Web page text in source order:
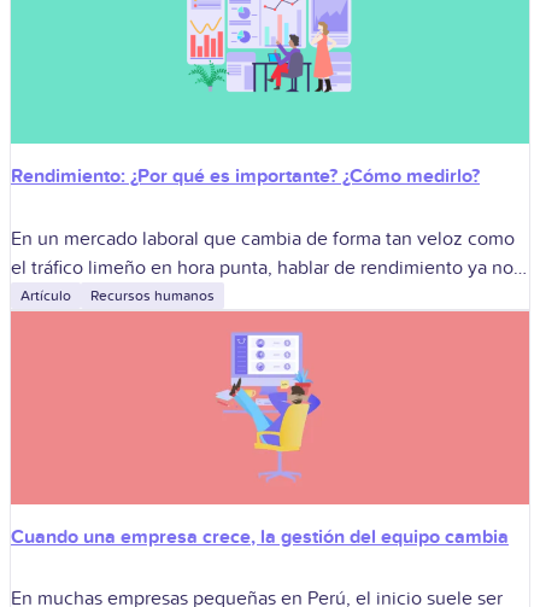
Rendimiento: ¿Por qué es importante? ¿Cómo medirlo?
En un mercado laboral que cambia de forma tan veloz como
el tráfico limeño en hora punta, hablar de rendimiento ya no
se reduce a verificar si alguien “cumple con
Artículo Recursos humanos
Cuando una empresa crece, la gestión del equipo cambia
En muchas empresas pequeñas en Perú, el inicio suele ser